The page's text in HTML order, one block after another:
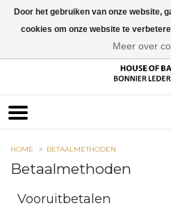
HOME BETAALMETHODEN
Betaalmethoden
Vooruitbetalen
Door het gebruiken van onze website,
cookies om onze website te
Meer over